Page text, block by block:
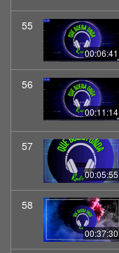
55
00:06:41
56
00:11:14
57
00:05:55
58
00:37:30